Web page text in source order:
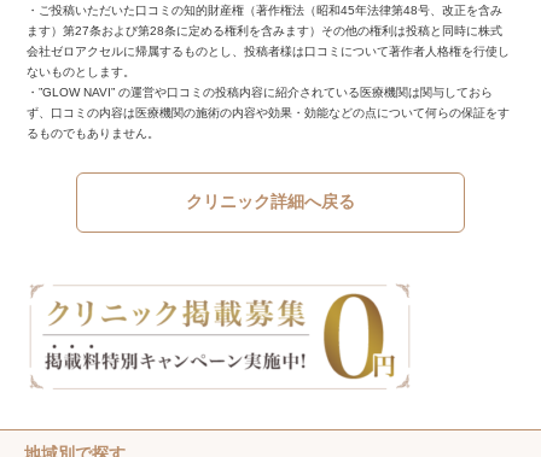
・ご投稿いただいた口コミの知的財産権（著作権法（昭和45年法律第48号、改正を含み
ます）第27条および第28条に定める権利を含みます）その他の権利は投稿と同時に株式
会社ゼロアクセルに帰属するものとし、投稿者様は口コミについて著作者人格権を行使し
ないものとします。
・”GLOW NAVI” の運営や口コミの投稿内容に紹介されている医療機関は関与しておら
ず、口コミの内容は医療機関の施術の内容や効果・効能などの点について何らの保証をす
るものでもありません。
クリニック詳細へ戻る
地域別で探す